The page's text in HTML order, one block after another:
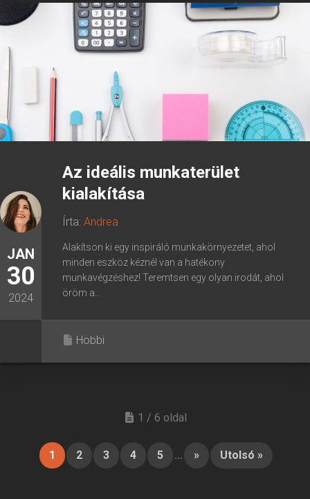
JAN
30
2024
Az ideális munkaterület
kialakítása
Írta: Andrea
Alakítson ki egy inspiráló munkakörnyezetet, ahol
minden eszköz kéznél van a hatékony
munkavégzéshez! Teremtsen egy olyan irodát, ahol
öröm a...
Hobbi
1 / 6 oldal
1 2 3 4 5 ... » Utolsó »